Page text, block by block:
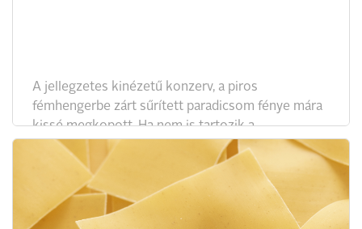
A jellegzetes kinézetű konzerv, a piros
fémhengerbe zárt sűrített paradicsom fénye mára
kissé megkopott. Ha nem is tartozik a
legfontosabb alapanyagok közé, néha azért
szükség van rá. A Magyar Konyha magazin és a
Pannon Gasztronómiai Akadémia tesztjében
igyekeztünk a legjobbakat megtalálni.